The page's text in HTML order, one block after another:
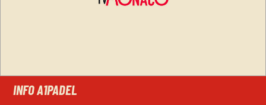
INFO A1PADEL